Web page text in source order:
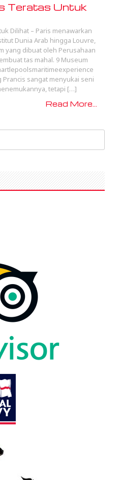
Teratas Untuk
Dilihat – Paris menawarkan
Dunia Arab hingga Louvre,
yang dibuat oleh Perusahaan
tas mahal. 9 Museum
sangat menyukai seni
tetapi […]
Read More...